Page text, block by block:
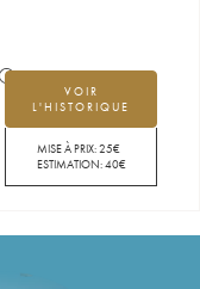
VOIR
L'HISTORIQUE
MISE À PRIX:25€
ESTIMATION:40€